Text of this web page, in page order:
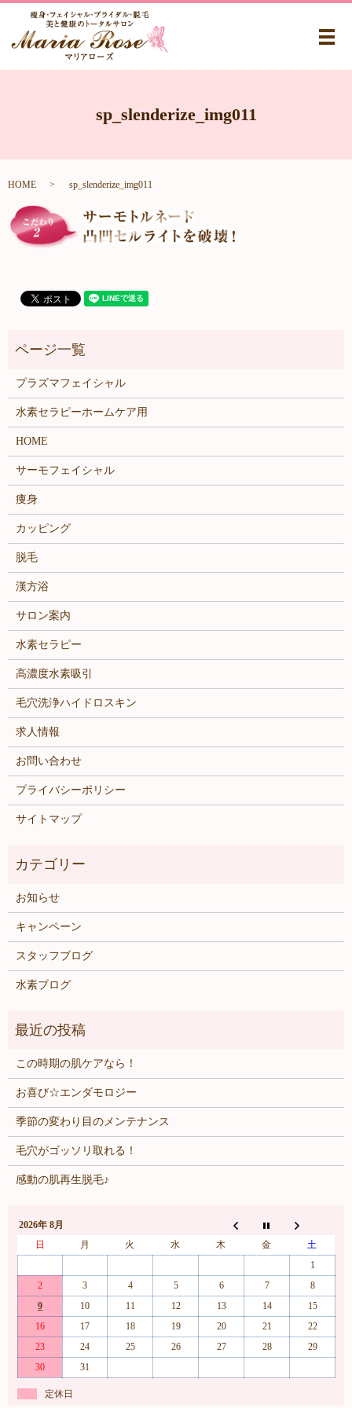
メ
sp_slenderize_img011
HOME sp_slenderize_img011
プラズマフェイシャル
水素セラピーホームケア用
HOME
サーモフェイシャル
痩身
カッピング
脱毛
漢方浴
サロン案内
水素セラピー
高濃度水素吸引
毛穴洗浄ハイドロスキン
求人情報
お問い合わせ
プライバシーポリシー
サイトマップ
お知らせ
キャンペーン
スタッフブログ
水素ブログ
この時期の肌ケアなら！
お喜び☆エンダモロジー
季節の変わり目のメンテナンス
毛穴がゴッソリ取れる！
感動の肌再生脱毛♪
2026年 8月
日
月 火 水 木 金
土
1
2
3 4 5 6 7
8
9
10 11 12 13 14
15
16
17 18 19 20 21
22
23
24 25 26 27 28
29
30
31
定休日